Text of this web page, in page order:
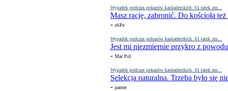
Wypadek podczas pokazów kaskaderskich. 61-latek zm...
Masz rację, zabronić. Do kościoła
- eSPe
Wypadek podczas pokazów kaskaderskich. 61-latek zm...
Jest mi niezmiernie przykro z
- Mar Pol
Wypadek podczas pokazów kaskaderskich. 61-latek zm...
Selekcja naturalna. Trzeba było się
- panter